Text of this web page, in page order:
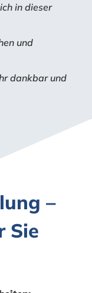
in dieser
und
dankbar und
–
Sie